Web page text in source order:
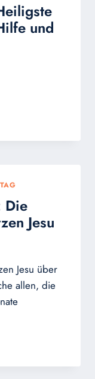
und
Die
Jesu
Jesu über
allen, die